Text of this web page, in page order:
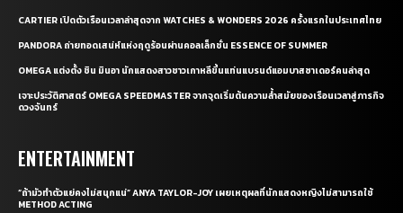
CARTIER เปิดตัวเรือนเวลาล่าสุดจาก WATCHES & WONDERS 2026 ครั้งแรกในประเทศไทย
PANDORA ถ่ายทอดเสน่ห์แห่งฤดูร้อนผ่านคอลเล็กชั่น ESSENCE OF SUMMER
OMEGA แต่งตั้ง ชิน มินอา นักแสดงสาวชาวเกาหลีขึ้นแท่นแบรนด์แอมบาสซาเดอร์คนล่าสุด
เจาะประวัติศาสตร์ OMEGA SPEEDMASTER จากจุดเริ่มต้นความล้ำสมัยของเรือนเวลาสู่ภารกิจ
ดวงจันทร์
ENTERTAINMENT
“ถ้ามัวทำตัวแย่คงไม่สนุกแน่” ANYA TAYLOR-JOY เผยเหตุผลที่นักแสดงหญิงไม่สามารถใช้
METHOD ACTING